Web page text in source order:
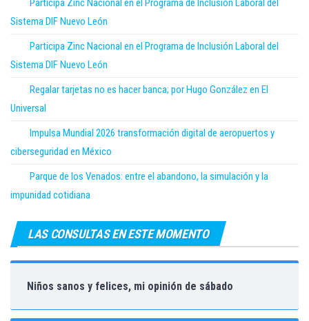
Participa Zinc Nacional en el Programa de Inclusión Laboral del
Sistema DIF Nuevo León
Participa Zinc Nacional en el Programa de Inclusión Laboral del
Sistema DIF Nuevo León
Regalar tarjetas no es hacer banca; por Hugo González en El
Universal
Impulsa Mundial 2026 transformación digital de aeropuertos y
ciberseguridad en México
Parque de los Venados: entre el abandono, la simulación y la
impunidad cotidiana
LAS CONSULTAS EN ESTE MOMENTO
Niños sanos y felices, mi opinión de sábado